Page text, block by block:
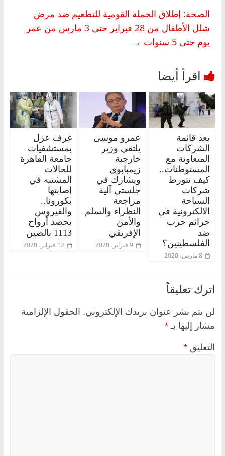
الصحة: إطلاق الحملة القومية للتطعيم ضد مرض
شلل الأطفال من 28 فبراير حتى 3 مارس من عمر
يوم حتى 5 سنوات
→
بعد قائمة
الشركات
المتعاونة مع
المستوطنات..
كيف تتورط
شركات
السياحة
الالكترونية في
جرائم حرب
ضد
الفلسطينين؟
8 مارس، 2020
عمرو موسى
يلتقي وزير
خارجية
زيمبابوي
ويشارك في
جلستي آلية
مراجعة
النظراء والسلم
والأمن
الإفريقي
9 فبراير، 2020
غرف عزل
بمستشفيات
جامعة القاهرة
للحالات
المشتبه في
إصابتها
بكورونا..
والفيروس
يحصد أرواح
1113 بالصين
12 فبراير، 2020
اترك تعليقاً
لن يتم نشر عنوان بريدك الإلكتروني. الحقول الإلزامية
مشار إليها بـ *
التعليق *